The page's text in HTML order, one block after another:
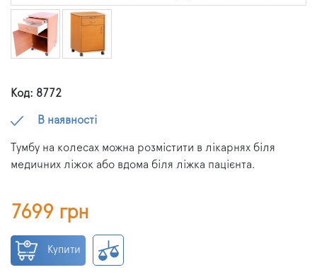
Код: 8772
В наявності
Тумбу на колесах можна розмістити в лікарнях біля
медичних ліжок або вдома біля ліжка пацієнта.
7699 грн
Купити